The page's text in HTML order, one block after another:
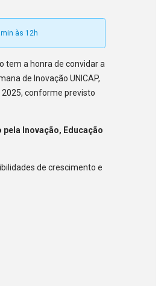
às 12h
tem a honra de convidar a
de Inovação UNICAP,
2025, conforme previsto
Inovação, Educação
de crescimento e